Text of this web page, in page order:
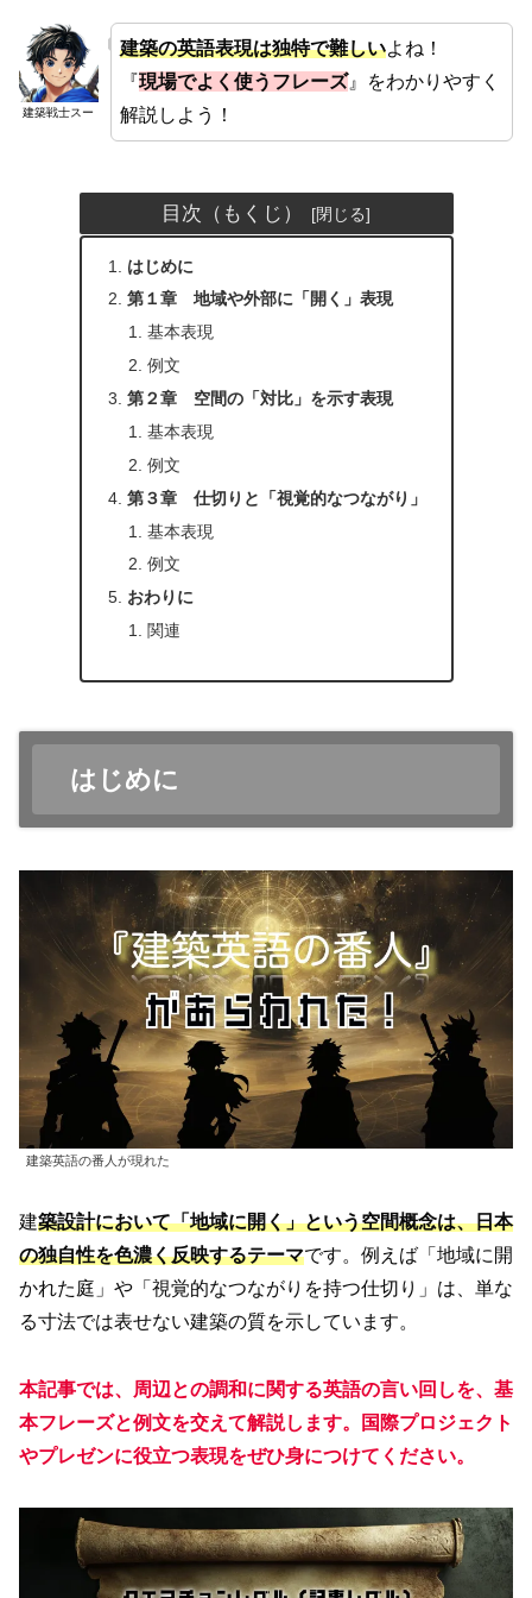
建築戦士スー
建築の英語表現は独特で難しいよね！
『現場でよく使うフレーズ』をわかりやすく
解説しよう！
目次（もくじ）
はじめに
第１章 地域や外部に「開く」表現
基本表現
例文
第２章 空間の「対比」を示す表現
基本表現
例文
第３章 仕切りと「視覚的なつながり」
基本表現
例文
おわりに
関連
はじめに
建築英語の番人が現れた
建築設計において「地域に開く」という空間概念は、日本
の独自性を色濃く反映するテーマです。例えば「地域に開
かれた庭」や「視覚的なつながりを持つ仕切り」は、単な
る寸法では表せない建築の質を示しています。
本記事では、周辺との調和に関する英語の言い回しを、基
本フレーズと例文を交えて解説します。国際プロジェクト
やプレゼンに役立つ表現をぜひ身につけてください。